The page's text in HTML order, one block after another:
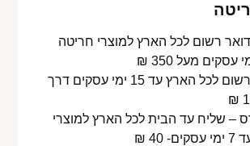
רשום לכל הארץ למוצרי חריטה
משלוח בדואר רשום לכל הארץ עד 15 ימי עסקים דרך
– שליח עד הבית לכל הארץ למוצרי
₪